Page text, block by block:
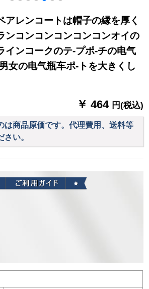
にします。
アレンコートは帽子の縁を厚く
ンコンコンコンコンコンオイの
インコークのテ-プポ-チの电气
女の电气瓶车ポ-トを大きくし
￥ 464 円(税込)
は商品原価です。代理費用、送料等
い。